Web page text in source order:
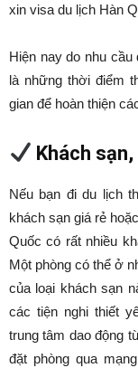
xin visa du lịch Hàn
Hiện nay do nhu
là những thời điểm
gian để hoàn thiện
Khách
Nếu bạn đi du lịch
khách sạn giá rẻ
Quốc có rất nhiều
Một phòng có thể ở
của loại khách sạn
các tiện nghi thiết
trung tâm dao động
đặt phòng qua